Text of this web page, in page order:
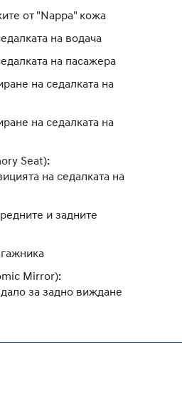
от "Nappa" кожа
на водача
на пасажера
на седалката на
на седалката на
Seat):
на седалката на
и задните
Mirror):
за задно виждане